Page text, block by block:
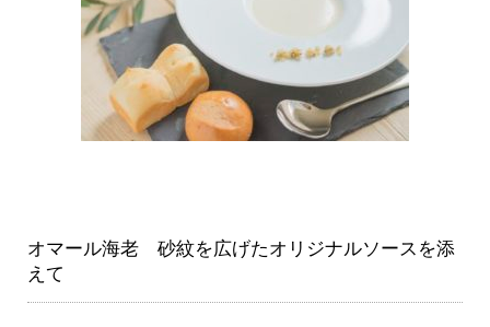
オマール海老 砂紋を広げたオリジナルソースを添
えて